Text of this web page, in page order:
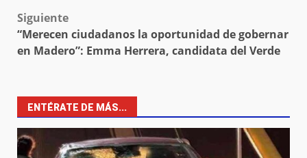
Siguiente
“Merecen ciudadanos la oportunidad de gobernar
en Madero”: Emma Herrera, candidata del Verde
ENTÉRATE DE MÁS...